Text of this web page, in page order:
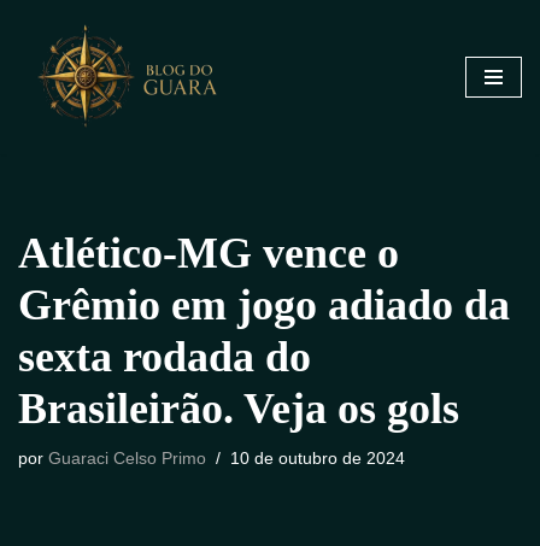
Pular
para
Atlético-MG vence o
Grêmio em jogo adiado da
sexta rodada do
Brasileirão. Veja os gols
por Guaraci Celso Primo 10 de outubro de 2024